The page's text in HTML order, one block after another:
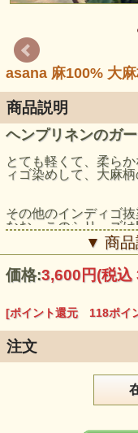
asana 麻100% 大
商品説明
ヘンプリネンのガ
とても軽くて、柔ら
ィゴ染めして、大麻
その他のインディゴ
なお、このシリーズ
ディゴ染めした後に
で、お洗濯の際はや
洗濯機でお願いします
▼ 商品
価格:3,600円(税込
[ポイント還元 118ポイ
注文